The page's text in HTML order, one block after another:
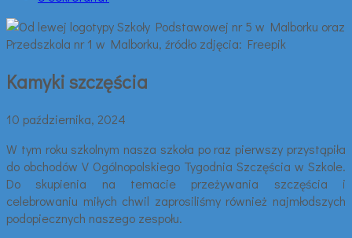
Kamyki szczęścia
10 października, 2024
W tym roku szkolnym nasza szkoła po raz pierwszy przystąpiła
do obchodów V Ogólnopolskiego Tygodnia Szczęścia w Szkole.
Do skupienia na temacie przeżywania szczęścia i
celebrowaniu miłych chwil zaprosiliśmy również najmłodszych
podopiecznych naszego zespołu.